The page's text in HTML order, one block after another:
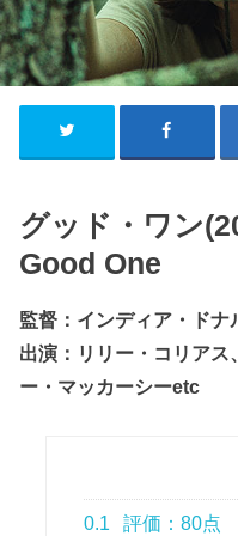
グッド・ワン
Good One
監督：インディア・ドナ
出演：リリー・コリア
ー・マッカーシーetc
0.1 評価：80点